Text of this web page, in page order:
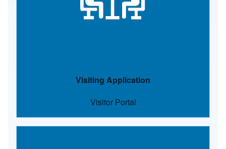
Visiting Application
Visitor Portal